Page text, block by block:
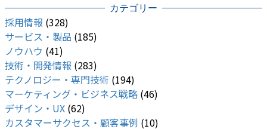
カテゴリー
採用情報 (328)
サービス・製品 (185)
ノウハウ (41)
技術・開発情報 (283)
テクノロジー・専門技術 (194)
マーケティング・ビジネス戦略 (46)
デザイン・UX (62)
カスタマーサクセス・顧客事例 (10)